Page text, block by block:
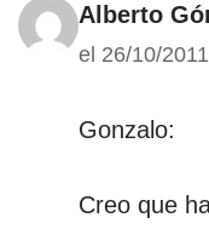
Alberto
el 26/10/
Gonzalo:
Creo que